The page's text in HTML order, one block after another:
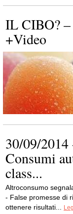
IL CIBO?
+Video
30/09/
Consumi
class...
Altroconsumo
- False promesse di
ottenere risultati...